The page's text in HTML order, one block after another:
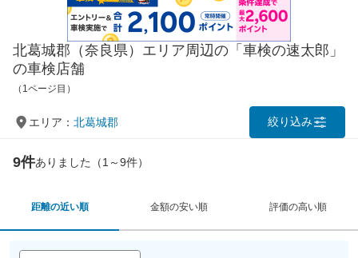
北葛城郡（奈良県）エリア周辺の「車検の速太郎」
の車検店舗
（1ページ目）
エリア： 北葛城郡 絞り込み
9件ありました（1～9件）
距離の近い順 金額の安い順 評価の高い順